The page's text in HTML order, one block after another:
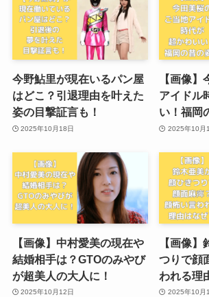
今野鮎里が現在いるパン屋
はどこ？引退理由を叶えた
姿の目撃証言も！
2025年10月18日
【画像
アイドル
い！福岡
2025年10月
【画像】中村愛美の現在や
結婚相手は？GTOのみやび
が超美人の大人に！
2025年10月12日
【画像
つりで顔
われる理
2025年10月